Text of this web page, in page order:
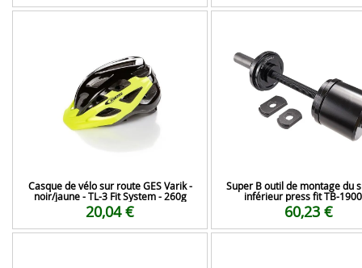
Casque de vélo sur route GES Varik -
noir/jaune - TL-3 Fit System - 260g
20,04 €
Super B outil de montage du
inférieur press fit TB-
60,23 €